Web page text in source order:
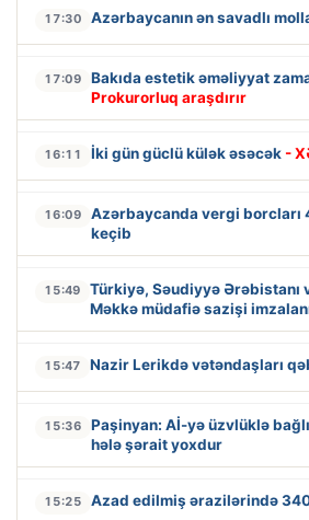
17:30 Azərbaycanın ən savadlı
17:09 Bakıda estetik əməliyyat
Prokurorluq araşdırır
16:11 İki gün güclü külək əsəcək -
16:09
Azərbaycanda vergi borcları
keçib
15:49
Türkiyə, Səudiyyə Ərəbistanı
Məkkə müdafiə sazişi
15:47 Nazir Lerikdə vətəndaşları
15:36
Paşinyan: Aİ-yə üzvlüklə
hələ şərait yoxdur
15:25 Azad edilmiş ərazilərində